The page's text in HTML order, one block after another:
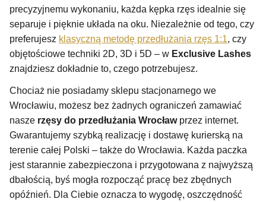
precyzyjnemu wykonaniu, każda kępka rzęs idealnie się
separuje i pięknie układa na oku. Niezależnie od tego, czy
preferujesz klasyczną metodę przedłużania rzęs 1:1, czy
objętościowe techniki 2D, 3D i 5D – w Exclusive Lashes
znajdziesz dokładnie to, czego potrzebujesz.
Chociaż nie posiadamy sklepu stacjonarnego we
Wrocławiu, możesz bez żadnych ograniczeń zamawiać
nasze rzęsy do przedłużania Wrocławprzez internet.
Gwarantujemy szybką realizację i dostawę kurierską na
terenie całej Polski – także do Wrocławia. Każda paczka
jest starannie zabezpieczona i przygotowana z najwyższą
dbałością, byś mogła rozpocząć pracę bez zbędnych
opóźnień. Dla Ciebie oznacza to wygodę, oszczędność